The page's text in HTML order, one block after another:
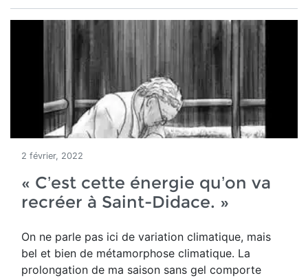
2 février, 2022
« C’est cette énergie qu’on va
recréer à Saint-Didace. »
On ne parle pas ici de variation climatique, mais
bel et bien de métamorphose climatique. La
prolongation de ma saison sans gel comporte